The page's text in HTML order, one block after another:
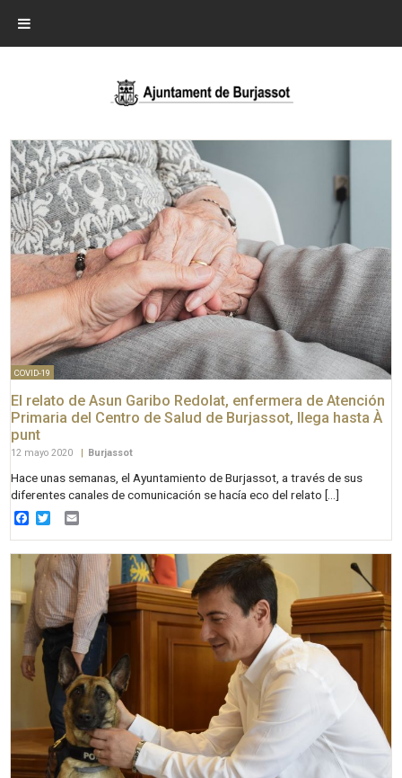
COVID-19
El relato de Asun Garibo Redolat, enfermera de Atención
Primaria del Centro de Salud de Burjassot, llega hasta À
punt
12 mayo 2020 Burjassot
Hace unas semanas, el Ayuntamiento de Burjassot, a través de sus
diferentes canales de comunicación se hacía eco del relato […]
Facebook
Twitter